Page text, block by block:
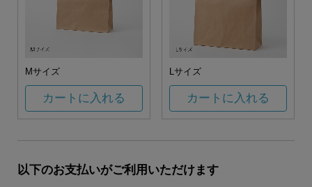
Mサイズ
カートに入れる
Lサイズ
カートに入れる
以下のお支払いがご利用いただけます